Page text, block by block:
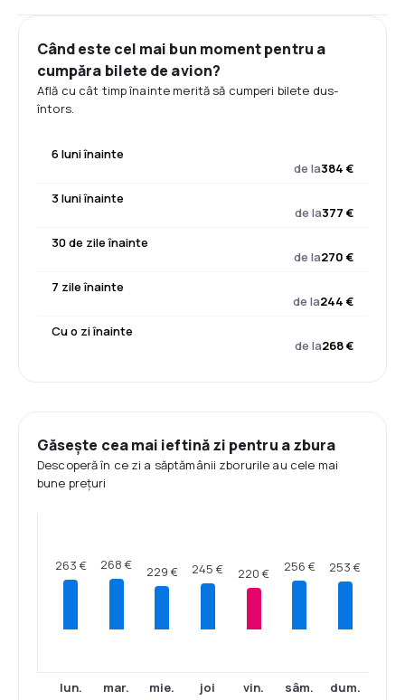
Când este cel mai bun moment pentru a
cumpăra bilete de avion?
Află cu cât timp înainte merită să cumperi bilete dus-
întors.
6 luni înainte
de la384 €
3 luni înainte
de la377 €
30 de zile înainte
de la270 €
7 zile înainte
de la244 €
Cu o zi înainte
de la268 €
Găsește cea mai ieftină zi pentru a zbura
Descoperă în ce zi a săptămânii zborurile au cele mai
bune prețuri
263 €
lun.
268 €
mar.
229 €
mie.
245 €
joi
220 €
vin.
256 €
sâm.
253 €
dum.